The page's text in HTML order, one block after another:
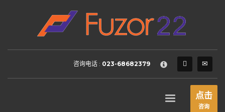
HOW TO SHOP
Login or create new account.
2 Review your order.
FREEshipment
If you still have problems, please let us know, by sending an
咨询电话 : 023-68682379
点击
咨询